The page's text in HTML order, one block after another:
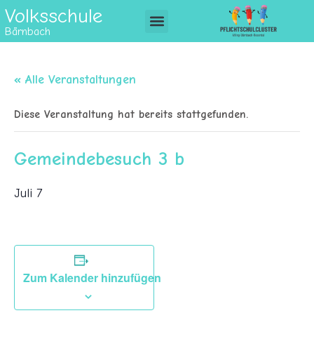
Volksschule
Bärnbach
« Alle Veranstaltungen
Diese Veranstaltung hat bereits stattgefunden.
Gemeindebesuch 3 b
Juli 7
Zum Kalender hinzufügen